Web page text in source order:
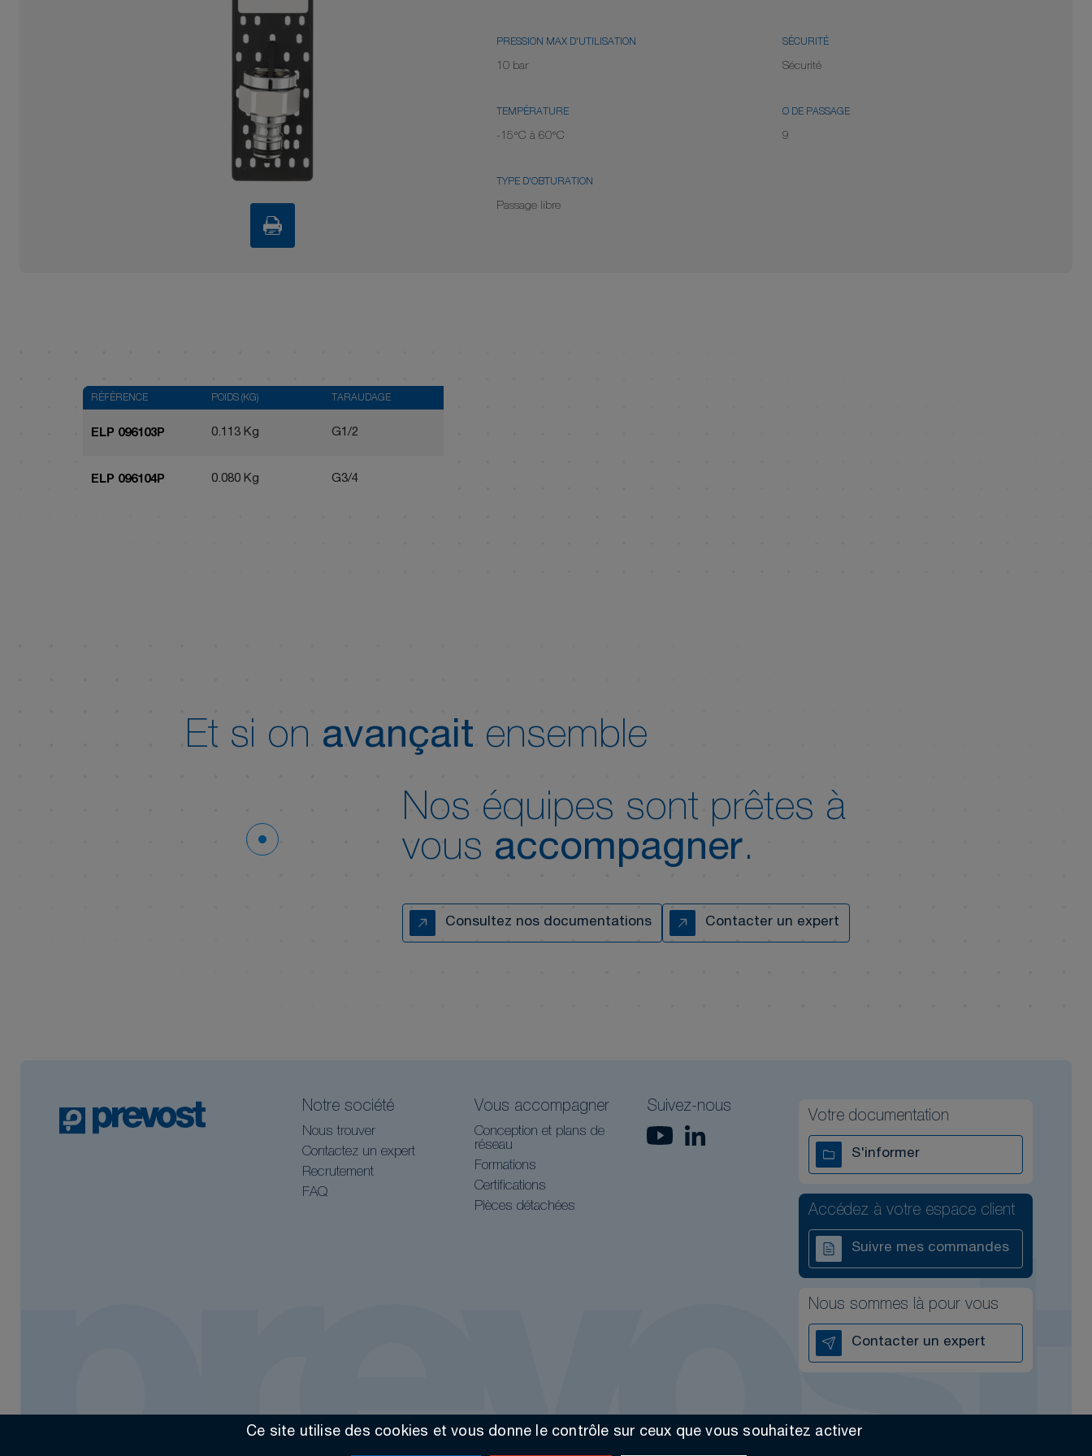
PRESSION MAX D'UTILISATION
10 bar
SÉCURITÉ
Sécurité
TEMPÉRATURE
-15°C à 60°C
Ø DE PASSAGE
9
TYPE D'OBTURATION
Passage libre
RÉFÉRENCE POIDS (KG) TARAUDAGE
ELP 096103P 0.113 Kg G1/2
ELP 096104P 0.080 Kg G3/4
Et si on avançait ensemble
Nos équipes sont prêtes à
vous accompagner.
Consultez nos documentations Contacter un expert
Notre société
Nous trouver
Contactez un expert
Recrutement
FAQ
Vous accompagner
Conception et plans de
réseau
Formations
Certifications
Pièces détachées
Suivez-nous
Votre documentation
S'informer
Accédez à votre espace client
Suivre mes commandes
Nous sommes là pour vous
Contacter un expert
Ce site utilise des cookies et vous donne le contrôle sur ceux que vous souhaitez activer